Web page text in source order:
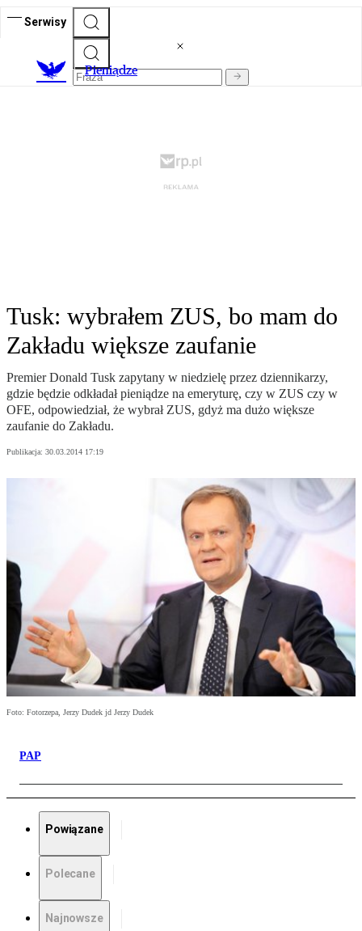
Serwisy
Pieniądze
Tusk: wybrałem ZUS, bo mam do
Zakładu większe zaufanie
Premier Donald Tusk zapytany w niedzielę przez dziennikarzy,
gdzie będzie odkładał pieniądze na emeryturę, czy w ZUS czy w
OFE, odpowiedział, że wybrał ZUS, gdyż ma dużo większe
zaufanie do Zakładu.
Publikacja: 30.03.2014 17:19
Foto: Fotorzepa, Jerzy Dudek jd Jerzy Dudek
PAP
Powiązane
Polecane
Najnowsze